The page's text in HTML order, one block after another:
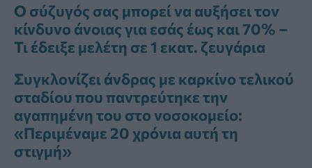
Ο σύζυγός σας μπορεί να αυξήσει τον
κίνδυνο άνοιας για εσάς έως και 70% –
Τι έδειξε μελέτη σε 1 εκατ. ζευγάρια
Συγκλονίζει άνδρας με καρκίνο τελικού
σταδίου που παντρεύτηκε την
αγαπημένη του στο νοσοκομείο:
«Περιμέναμε 20 χρόνια αυτή τη
στιγμή»